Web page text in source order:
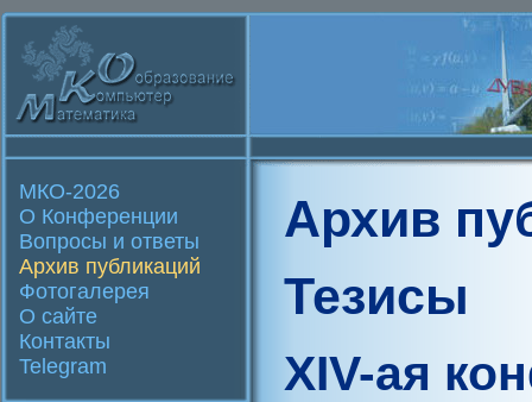
МКО-2026
О Конференции
Вопросы и ответы
Архив публикаций
Фотогалерея
О сайте
Контакты
Telegram
Архив
Тезисы
XIV-ая